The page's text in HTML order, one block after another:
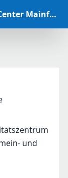
Comprehensive Cancer Center Mainfranken Studiendatenbank
und